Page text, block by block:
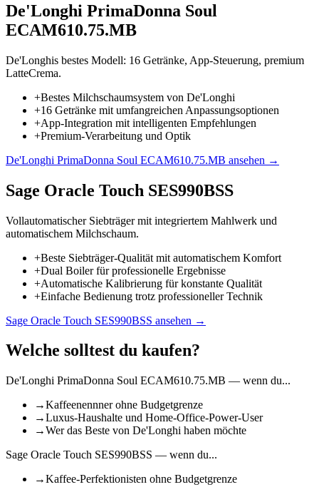
De'Longhi PrimaDonna Soul
ECAM610.75.MB
De'Longhis bestes Modell: 16 Getränke, App-Steuerung, premium
LatteCrema.
+Bestes Milchschaumsystem von De'Longhi
+16 Getränke mit umfangreichen Anpassungsoptionen
+App-Integration mit intelligenten Empfehlungen
+Premium-Verarbeitung und Optik
De'Longhi PrimaDonna Soul ECAM610.75.MB ansehen →
Sage Oracle Touch SES990BSS
Vollautomatischer Siebträger mit integriertem Mahlwerk und
automatischem Milchschaum.
+Beste Siebträger-Qualität mit automatischem Komfort
+Dual Boiler für professionelle Ergebnisse
+Automatische Kalibrierung für konstante Qualität
+Einfache Bedienung trotz professioneller Technik
Sage Oracle Touch SES990BSS ansehen →
Welche solltest du kaufen?
De'Longhi PrimaDonna Soul ECAM610.75.MB — wenn du...
→Kaffeenennner ohne Budgetgrenze
→Luxus-Haushalte und Home-Office-Power-User
→Wer das Beste von De'Longhi haben möchte
Sage Oracle Touch SES990BSS — wenn du...
→Kaffee-Perfektionisten ohne Budgetgrenze